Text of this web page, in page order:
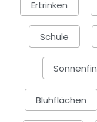
Ertrinken
Schule
Blühflächen